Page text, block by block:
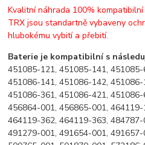
Kvalitní náhrada 100%
TRX jsou standartně vybaveny
hlubokému vybití a přebití.
Baterie je kompatibilní s
451085-121, 451085-141,
451086-141, 451086-142,
451086-361, 451086-421,
456864-001, 456865-001,
464119-362, 464119-363,
491279-001, 491654-001,